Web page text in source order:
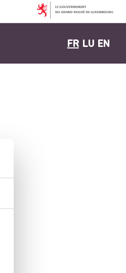
FR LU EN